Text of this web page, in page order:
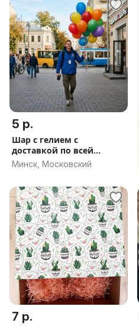
5 р.
Шар с гелием с
доставкой по всей
Беларуси
Минск, Московский
7 р.